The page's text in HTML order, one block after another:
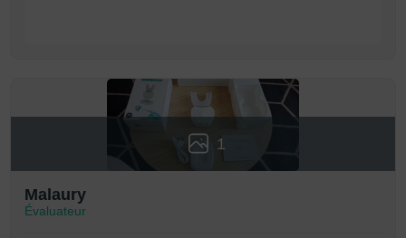
1
Malaury
Évaluateur